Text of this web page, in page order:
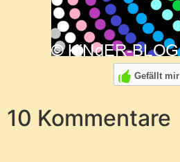
Gefällt mir
10 Kommentare